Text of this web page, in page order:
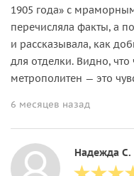
1905 года» с
перечисляла факты, а
и рассказывала, как
для отделки. Видно,
метрополитен — это
6 месяцев назад
Надежда С.